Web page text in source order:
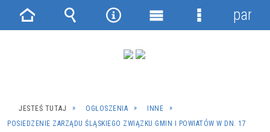
JESTEŚ TUTAJ OGŁOSZENIA
INNE
POSIEDZENIE ZARZĄDU ŚLĄSKIEGO ZWIĄZKU GMIN I POWIATÓW W DN. 17
Strona Wyszukiwarka
NarzędziaMenu
Menu
panel